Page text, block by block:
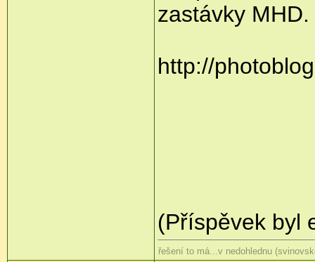
zastávky MHD.
http://
(Příspěvek byl
řešení to má...v nedohlednu